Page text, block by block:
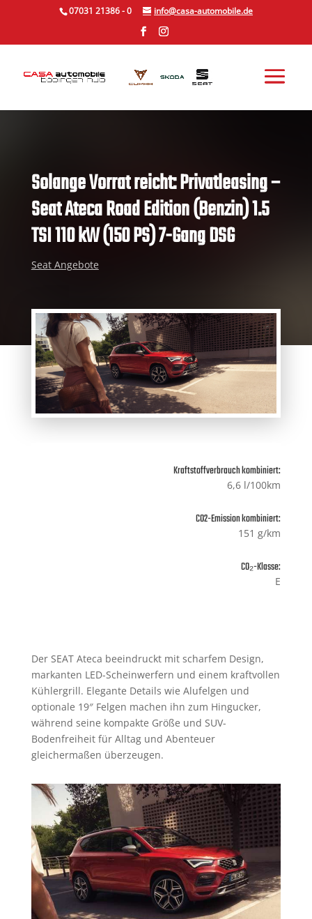
07031 21386 - 0 info@casa-automobile.de
Solange Vorrat reicht: Privatleasing –
Seat Ateca Road Edition (Benzin) 1.5
TSI 110 kW (150 PS) 7-Gang DSG
Seat Angebote
Kraftstoffverbrauch kombiniert:
6,6 l/100km
CO2-Emission kombiniert:
151 g/km
CO₂-Klasse:
E
Der SEAT Ateca beeindruckt mit scharfem Design,
markanten LED-Scheinwerfern und einem kraftvollen
Kühlergrill. Elegante Details wie Alufelgen und
optionale 19″ Felgen machen ihn zum Hingucker,
während seine kompakte Größe und SUV-
Bodenfreiheit für Alltag und Abenteuer
gleichermaßen überzeugen.